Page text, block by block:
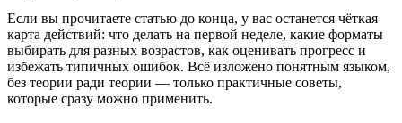
Если вы прочитаете статью до конца, у вас останется чёткая
карта действий: что делать на первой неделе, какие форматы
выбирать для разных возрастов, как оценивать прогресс и
избежать типичных ошибок. Всё изложено понятным языком,
без теории ради теории — только практичные советы,
которые сразу можно применить.